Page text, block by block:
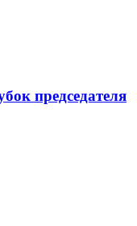
председателя